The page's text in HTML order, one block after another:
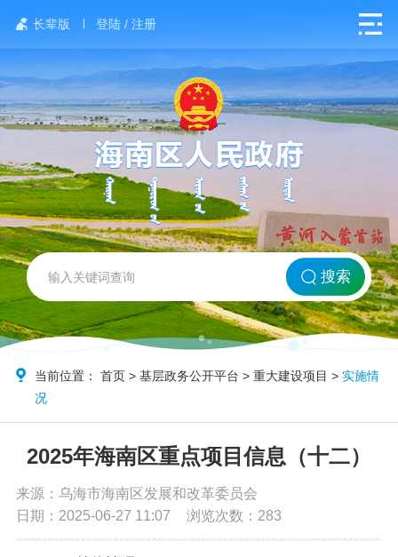
长辈版 登陆 / 注册
网站首页
北方海南
政务要闻
政务公开
政务服务
搜索
当前位置：首页 >基层政务公开平台 >重大建设项目 >实施情
况
2025年海南区重点项目信息（十二）
来源：乌海市海南区发展和改革委员会
日期：2025-06-27 11:07
浏览次数： 283